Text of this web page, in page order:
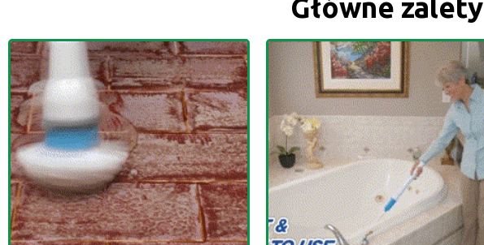
Główne zalety